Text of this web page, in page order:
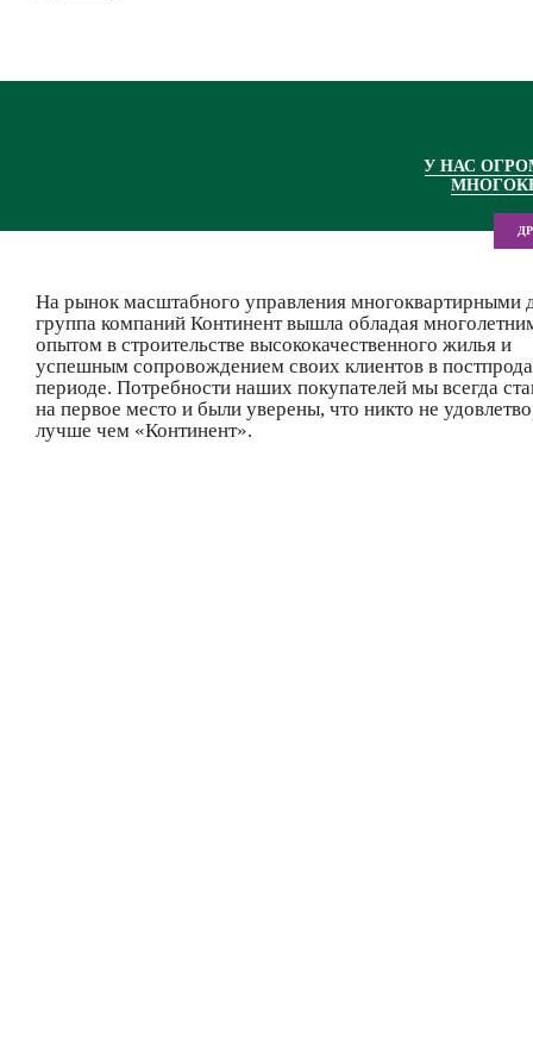
У НАС
На рынок масштабного управления многоквартирными
группа компаний Континент вышла обладая
опытом в строительстве высококачественного жилья и
успешным сопровождением своих клиентов в
периоде. Потребности наших покупателей мы всегда
на первое место и были уверены, что никто не
лучше чем «Континент».